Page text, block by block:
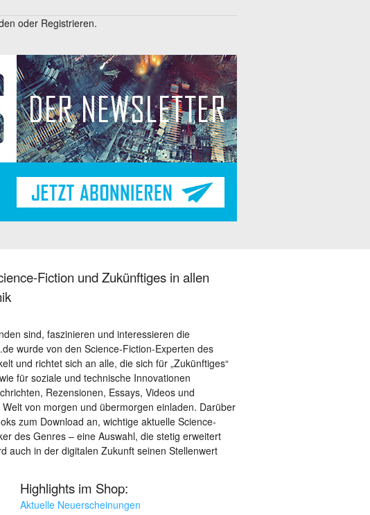
oder Registrieren.
Fiction und Zukünftiges in allen
sind, faszinieren und interessieren die
wurde von den Science-Fiction-Experten des
und richtet sich an alle, die sich für „Zukünftiges“
für soziale und technische Innovationen
Rezensionen, Essays, Videos und
von morgen und übermorgen einladen. Darüber
zum Download an, wichtige aktuelle Science-
des Genres – eine Auswahl, die stetig erweitert
auch in der digitalen Zukunft seinen Stellenwert
Highlights im Shop:
Aktuelle Neuerscheinungen